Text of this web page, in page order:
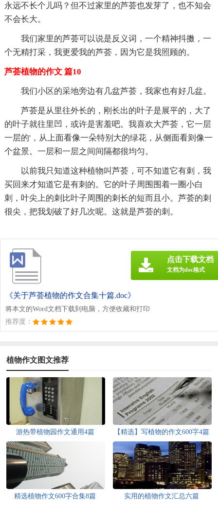
永远不长个儿吗？但不过家里的芦荟也发芽了，也不知会
不会长大。
我们家里的芦荟可以说是反义词，一个精神抖擞，一
个无精打采，我更爱我的芦荟，因为它是我照顾的。
芦荟植物的作文 篇10
我们小区的采地旁边有几盆芦荟，我家也有好几盆。
芦荟是从里往外长的，刚长出的叶子是展平的，大了
的叶子就往里凹，或许是害羞吧。我喜欢大芦荟，它一层
一层的'，从上面看像一朵特别大的绿花，从侧面看则像一
个盆景。一层和一层之间间隔都很均匀。
以前我只知道这种植物叫芦荟，可不知道它有刺，我
买回来才知道它是有刺的。它的叶子周围围着一圈小白
刺，叶尖上的刺比叶子周围的刺长的短而且小。芦荟的刺
很尖，把我划破了好几次呢。这就是芦荟的刺。
《关于芦荟植物的作文合集十篇.doc》
将本文的Word文档下载到电脑，方便收藏和打印
推荐度：
点击下载文档
文档为doc格式
植物作文图文推荐
游热带植物园作文通用4篇 【精选】写植物的作文600字4篇
精选植物作文600字合集8篇 实用的植物作文汇总六篇